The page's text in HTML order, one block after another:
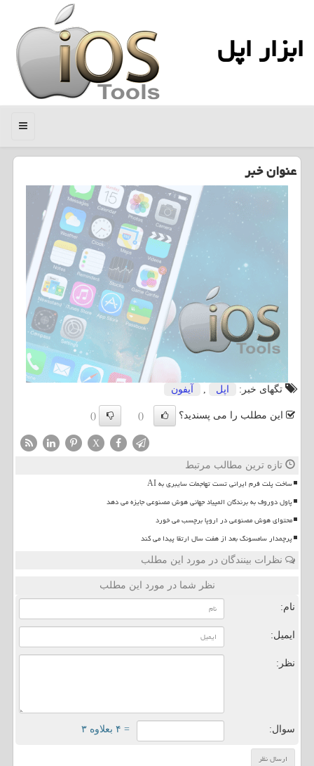
ابزار اپل
منو
عنوان خبر
تگهای خبر: اپل آیفون
این مطلب را می پسندید؟ ()
()
X
تازه ترین مطالب مرتبط
ساخت پلت فرم ایرانی تست تهاجمات سایبری به AI
پاول دوروف به برندگان المپیاد جهانی هوش مصنوعی جایزه می دهد
محتوای هوش مصنوعی در اروپا برچسب می خورد
پرچمدار سامسونگ بعد از هفت سال ارتقا پیدا می کند
نظرات بینندگان در مورد این مطلب
نظر شما در مورد این مطلب
نام:
ایمیل:
نظر:
سوال: = ۴ بعلاوه ۳